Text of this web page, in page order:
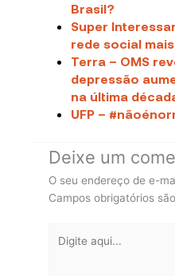
Brasil?
Super
rede social
Terra – OMS
depressão
na última
UFP –
Deixe um
O seu endereço de e-
Campos obrigatórios
aqui...